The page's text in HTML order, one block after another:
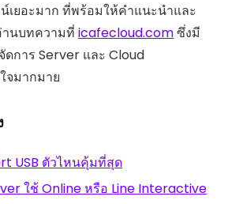
เยอะมาก ที่พร้อมให้คำแนะนำและ
านบทความที่ icafecloud.comซึ่งมี
ดการ Server และ Cloud
จมากมาย
USB ตัวไหนคุ้มที่สุด
ใช้ Online หรือ Line Interactive